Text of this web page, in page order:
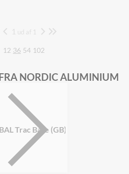
Side
1 ud af 1
12 36 54 102
NORDIC ALUMINIUM
Trac Base (GB)